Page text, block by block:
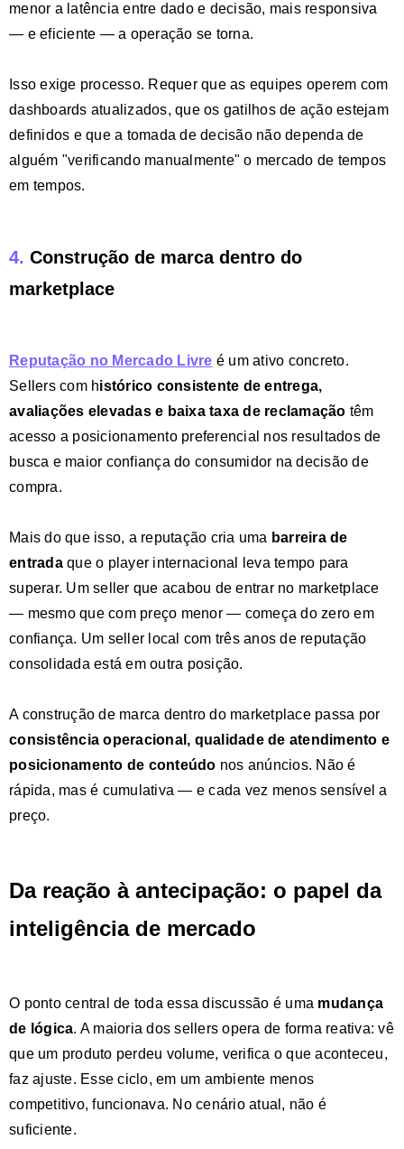
menor a latência entre dado e decisão, mais responsiva
— e eficiente — a operação se torna.
Isso exige processo. Requer que as equipes operem com
dashboards atualizados, que os gatilhos de ação estejam
definidos e que a tomada de decisão não dependa de
alguém "verificando manualmente" o mercado de tempos
em tempos.
4. Construção de marca dentro do
marketplace
Reputação no Mercado Livre é um ativo concreto.
Sellers com histórico consistente de entrega,
avaliações elevadas e baixa taxa de reclamação têm
acesso a posicionamento preferencial nos resultados de
busca e maior confiança do consumidor na decisão de
compra.
Mais do que isso, a reputação cria uma barreira de
entrada que o player internacional leva tempo para
superar. Um seller que acabou de entrar no marketplace
— mesmo que com preço menor — começa do zero em
confiança. Um seller local com três anos de reputação
consolidada está em outra posição.
A construção de marca dentro do marketplace passa por
consistência operacional, qualidade de atendimento e
posicionamento de conteúdo nos anúncios. Não é
rápida, mas é cumulativa — e cada vez menos sensível a
preço.
Da reação à antecipação: o papel da
inteligência de mercado
O ponto central de toda essa discussão é uma mudança
de lógica. A maioria dos sellers opera de forma reativa: vê
que um produto perdeu volume, verifica o que aconteceu,
faz ajuste. Esse ciclo, em um ambiente menos
competitivo, funcionava. No cenário atual, não é
suficiente.